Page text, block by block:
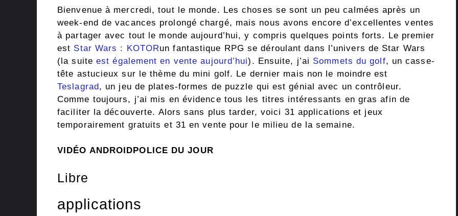
Bienvenue à mercredi, tout le monde. Les choses se sont un peu calmées après un
week-end de vacances prolongé chargé, mais nous avons encore d’excellentes ventes
à partager avec tout le monde aujourd’hui, y compris quelques points forts. Le premier
est Star Wars : KOTORun fantastique RPG se déroulant dans l’univers de Star Wars
(la suite est également en vente aujourd’hui). Ensuite, j’ai Sommets du golf, un casse-
tête astucieux sur le thème du mini golf. Le dernier mais non le moindre est
Teslagrad, un jeu de plates-formes de puzzle qui est génial avec un contrôleur.
Comme toujours, j’ai mis en évidence tous les titres intéressants en gras afin de
faciliter la découverte. Alors sans plus tarder, voici 31 applications et jeux
temporairement gratuits et 31 en vente pour le milieu de la semaine.
VIDÉO ANDROIDPOLICE DU JOUR
Libre
applications